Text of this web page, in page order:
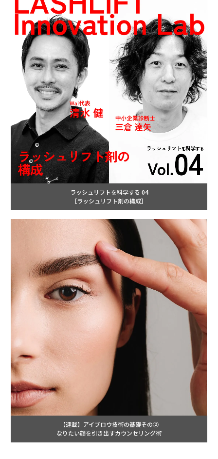
ラッシュリフトを科学する 04
［ラッシュリフト剤の構成］
【連載】アイブロウ技術の基礎その②
なりたい顔を引き出すカウンセリング術